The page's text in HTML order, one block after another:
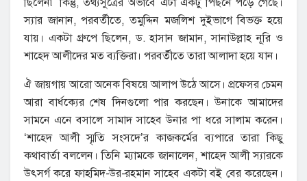
স্যার জানান, পরবর্তীতে, তমুদ্দিন মজলিশ দুইভাগে বিভক্ত হয়ে
যায়। একটা গ্রুপে ছিলেন, ড. হাসান জামান, সানাউল্লাহ নূরি ও
শাহেদ আলীদের মত ব্যক্তিরা। পরবর্তীতে তারা আলাদা হয়ে যান।
ঐ জায়গায় আরো অনেক বিষয়ে আলাপ উঠে আসে। প্রফেসর চেমন
আরা বার্ধক্যের শেষ দিনগুলো পার করছেন। উনাকে আমাদের
সামনে এনে বসালে সামাদ সাহেব উনার পা ধরে সালাম করেন।
‘শাহেদ আলী স্মৃতি সংসদে’র কাজকর্মের ব্যপারে তারা কিছু
কথাবার্তা বললেন। তিনি ম্যামকে জানালেন, শাহেদ আলী স্যারকে
উৎসর্গ করে ফাহমিদ-উর-রহমান সাহেব একটা বই বের করেছেন।